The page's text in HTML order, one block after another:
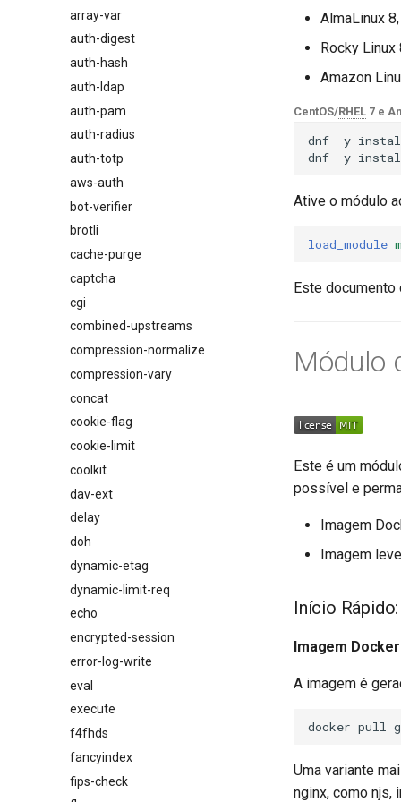
$browser_name
$browser_version
$device_brand
$device_json
$device_model
$device_type
$is_ai_crawler
$is_bot
$is_console
$is_desktop
$is_mobile
$is_tablet
$is_wearable
$os_family
$os_name
$os_version
array-var
auth-digest
auth-hash
auth-ldap
auth-pam
auth-radius
auth-totp
aws-auth
bot-verifier
brotli
cache-purge
captcha
cgi
combined-upstreams
compression-normalize
compression-vary
concat
cookie-flag
cookie-limit
coolkit
dav-ext
delay
doh
dynamic-etag
dynamic-limit-req
echo
encrypted-session
error-log-write
eval
execute
f4fhds
fancyindex
fips-check
AlmaLinux
Rocky Linux
Amazon
CentOS/RHEL 7 e
dnf -y
dnf -y
Ative o módulo
load_module
Este
Módulo
Este é um
possível e
Imagem
Imagem
Início Rápido:
Imagem
A imagem é
Uma variante
nginx, como njs,